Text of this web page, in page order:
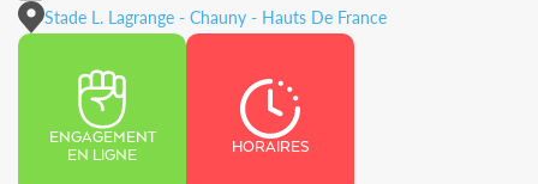
Stade L. Lagrange - Chauny - Hauts De France
ENGAGEMENT
EN LIGNE
HORAIRES